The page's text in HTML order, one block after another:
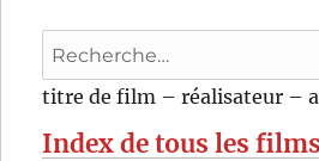
de
Fassbinder
Recherche
pour
:
titre de film – réalisateur –
Index de tous les